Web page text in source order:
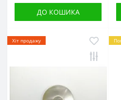
ДО КОШИКА
Хіт продажу